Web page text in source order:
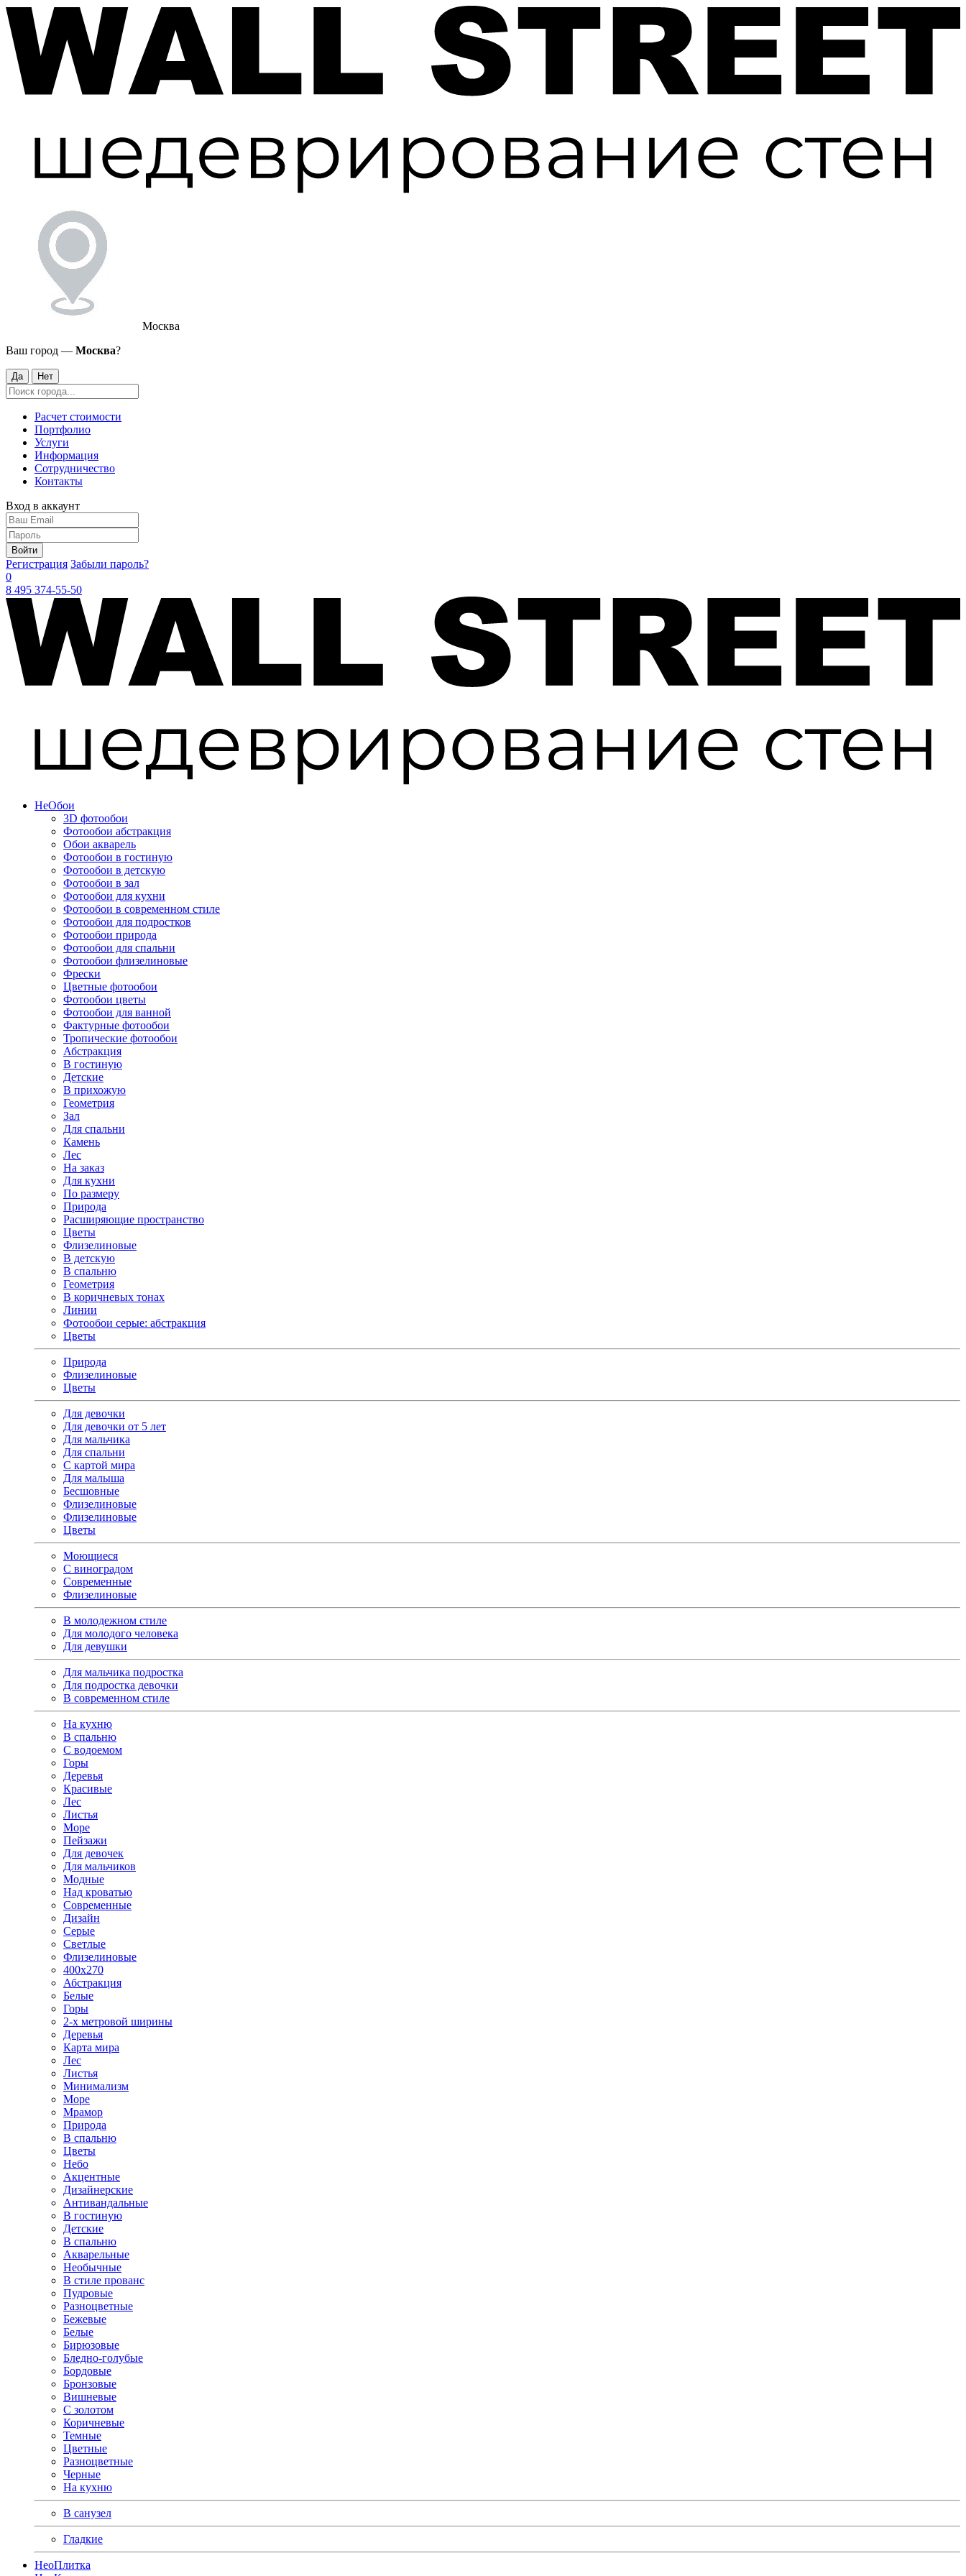
Москва
Ваш город — Москва?
Да Нет
Расчет стоимости
Портфолио
Услуги
Информация
Сотрудничество
Контакты
Вход в аккаунт
Войти
Регистрация Забыли пароль?
0
8 495 374-55-50
НеОбои
3D фотообои
Фотообои абстракция
Обои акварель
Фотообои в гостиную
Фотообои в детскую
Фотообои в зал
Фотообои для кухни
Фотообои в современном стиле
Фотообои для подростков
Фотообои природа
Фотообои для спальни
Фотообои флизелиновые
Фрески
Цветные фотообои
Фотообои цветы
Фотообои для ванной
Фактурные фотообои
Тропические фотообои
Абстракция
В гостиную
Детские
В прихожую
Геометрия
Зал
Для спальни
Камень
Лес
На заказ
Для кухни
По размеру
Природа
Расширяющие пространство
Цветы
Флизелиновые
В детскую
В спальню
Геометрия
В коричневых тонах
Линии
Фотообои серые: абстракция
Цветы
Природа
Флизелиновые
Цветы
Для девочки
Для девочки от 5 лет
Для мальчика
Для спальни
С картой мира
Для малыша
Бесшовные
Флизелиновые
Флизелиновые
Цветы
Моющиеся
С виноградом
Современные
Флизелиновые
В молодежном стиле
Для молодого человека
Для девушки
Для мальчика подростка
Для подростка девочки
В современном стиле
На кухню
В спальню
С водоемом
Горы
Деревья
Красивые
Лес
Листья
Море
Пейзажи
Для девочек
Для мальчиков
Модные
Над кроватью
Современные
Дизайн
Серые
Светлые
Флизелиновые
400х270
Абстракция
Белые
Горы
2-х метровой ширины
Деревья
Карта мира
Лес
Листья
Минимализм
Море
Мрамор
Природа
В спальню
Цветы
Небо
Акцентные
Дизайнерские
Антивандальные
В гостиную
Детские
В спальню
Акварельные
Необычные
В стиле прованс
Пудровые
Разноцветные
Бежевые
Белые
Бирюзовые
Бледно-голубые
Бордовые
Бронзовые
Вишневые
С золотом
Коричневые
Темные
Цветные
Разноцветные
Черные
На кухню
В санузел
Гладкие
НеоПлитка